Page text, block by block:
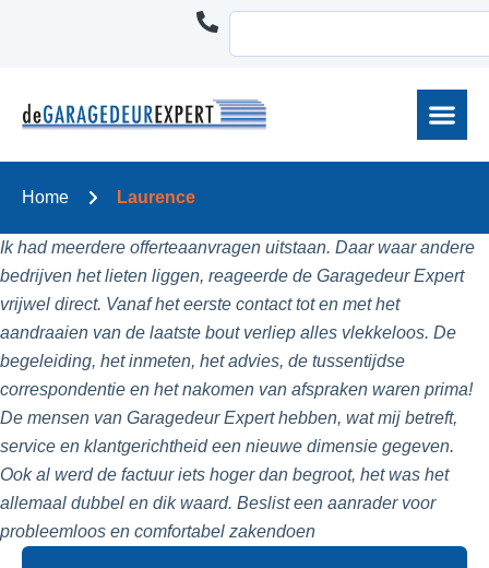
Home Laurence
Ik had meerdere offerteaanvragen uitstaan. Daar waar andere
bedrijven het lieten liggen, reageerde de Garagedeur Expert
vrijwel direct. Vanaf het eerste contact tot en met het
aandraaien van de laatste bout verliep alles vlekkeloos. De
begeleiding, het inmeten, het advies, de tussentijdse
correspondentie en het nakomen van afspraken waren prima!
De mensen van Garagedeur Expert hebben, wat mij betreft,
service en klantgerichtheid een nieuwe dimensie gegeven.
Ook al werd de factuur iets hoger dan begroot, het was het
allemaal dubbel en dik waard. Beslist een aanrader voor
probleemloos en comfortabel zakendoen